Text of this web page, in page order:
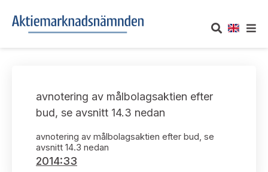
Om oss
Informationsgivning
UTTALANDEN
Om nämndens uttalanden
Framställningar och konsultation
TAKEOVER-REGLER
avnotering av målbolagsaktien efter
bud, se avsnitt 14.3 nedan
avnotering av målbolagsaktien efter bud, se
avsnitt 14.3 nedan
2014:33